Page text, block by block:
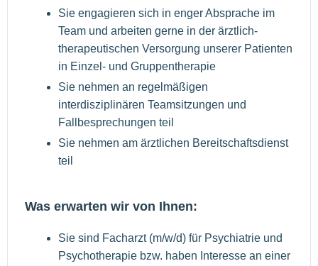
Sie engagieren sich in enger Absprache im
Team und arbeiten gerne in der ärztlich-
therapeutischen Versorgung unserer Patienten
in Einzel- und Gruppentherapie
Sie nehmen an regelmäßigen
interdisziplinären Teamsitzungen und
Fallbesprechungen teil
Sie nehmen am ärztlichen Bereitschaftsdienst
teil
Was erwarten wir von Ihnen:
Sie sind Facharzt (m/w/d) für Psychiatrie und
Psychotherapie bzw. haben Interesse an einer